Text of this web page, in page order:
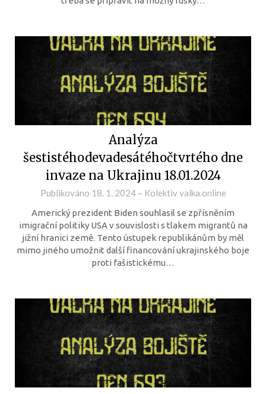
Analýza
šestistéhodevadesátéhočtvrtého dne
invaze na Ukrajinu 18.01.2024
Publikováno 18. 1. 2024– Kolektiv valka.online
Americký prezident Biden souhlasil se zpřísněním
imigrační politiky USA v souvislosti s tlakem migrantů na
jižní hranici země. Tento ústupek republikánům by měl
mimo jiného umožnit další financování ukrajinského boje
proti fašistickému…